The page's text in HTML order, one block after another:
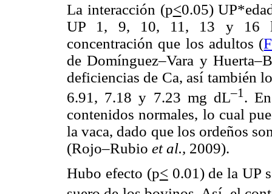
La interacción (p<0.05)
UP 1, 9, 10, 11, 13 y 16
concentración que los adultos (
de Domínguez–Vara y
deficiencias de Ca, así también
6.91, 7.18 y 7.23 mg dL–1 .
contenidos normales, lo cual
la vaca, dado que los ordeños
(Rojo–Rubio et al., 2009).
Hubo efecto (p< 0.01) de la UP